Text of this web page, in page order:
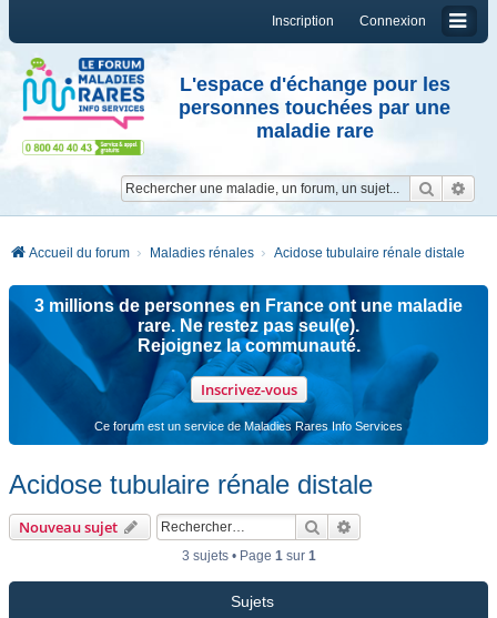
Connexion
Inscription
L'espace d'échange pour les
personnes touchées par une
maladie rare
Accueil du forum Maladies rénales Acidose tubulaire rénale distale
3 millions de personnes en France ont une maladie
rare. Ne restez pas seul(e).
Rejoignez la communauté.
Inscrivez-vous
Ce forum est un service de Maladies Rares Info Services
Acidose tubulaire rénale distale
Nouveau sujet Rechercher
3 sujets • Page 1sur 1
Sujets